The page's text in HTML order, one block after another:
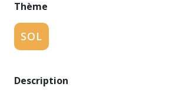
Thème
SOL
Description